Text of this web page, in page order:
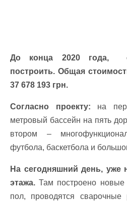
До конца 2020 года,
построить. Общая
37 678 193 грн.
Согласно проекту: на
метровый бассейн на пять
втором –
футбола, баскетбола и
На сегодняшний день, уже
этажа. Там построено новые
пол, проводятся